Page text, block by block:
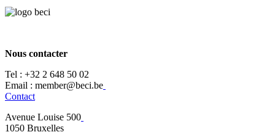
Nous contacter
Tel : +32 2 648 50 02​
​​Email : member@beci.be
Contact
Avenue Louise 500
​1050 Bruxelles